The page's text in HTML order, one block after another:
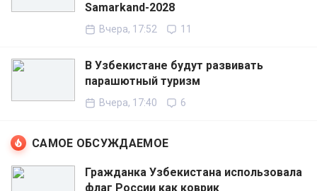
Samarkand-2028
Вчера, 17:52 11
В Узбекистане будут развивать
парашютный туризм
Вчера, 17:40 6
САМОЕ ОБСУЖДАЕМОЕ
Гражданка Узбекистана использовала
флаг России как коврик